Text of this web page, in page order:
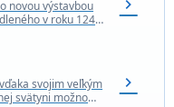
novou výstavbou
v roku 1243,
chevron_right
svojim veľkým
svätyni možno
chevron_right